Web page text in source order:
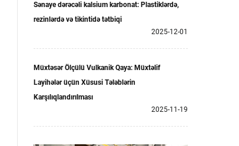
Sənaye dərəcəli kalsium karbonat: Plastiklərdə,
rezinlərdə və tikintidə tətbiqi
2025-12-01
Müxtəsər Ölçülü Vulkanik Qaya: Müxtəlif
Layihələr üçün Xüsusi Tələblərin
Karşılıqlandırılması
2025-11-19